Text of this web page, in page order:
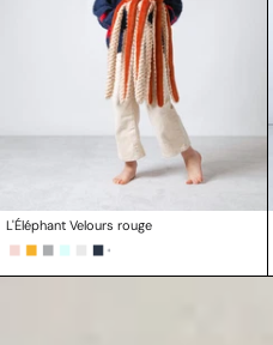
L'Éléphant Velours rouge